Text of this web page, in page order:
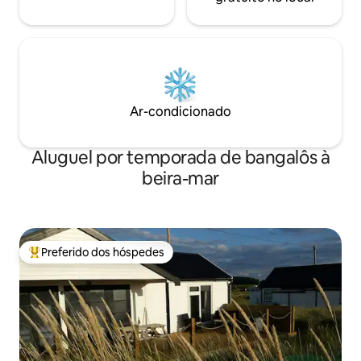
Ar-condicionado
Aluguel por temporada de bangalôs à
beira-mar
Entre os melhores preferidos dos hóspedes
Preferido dos hóspedes